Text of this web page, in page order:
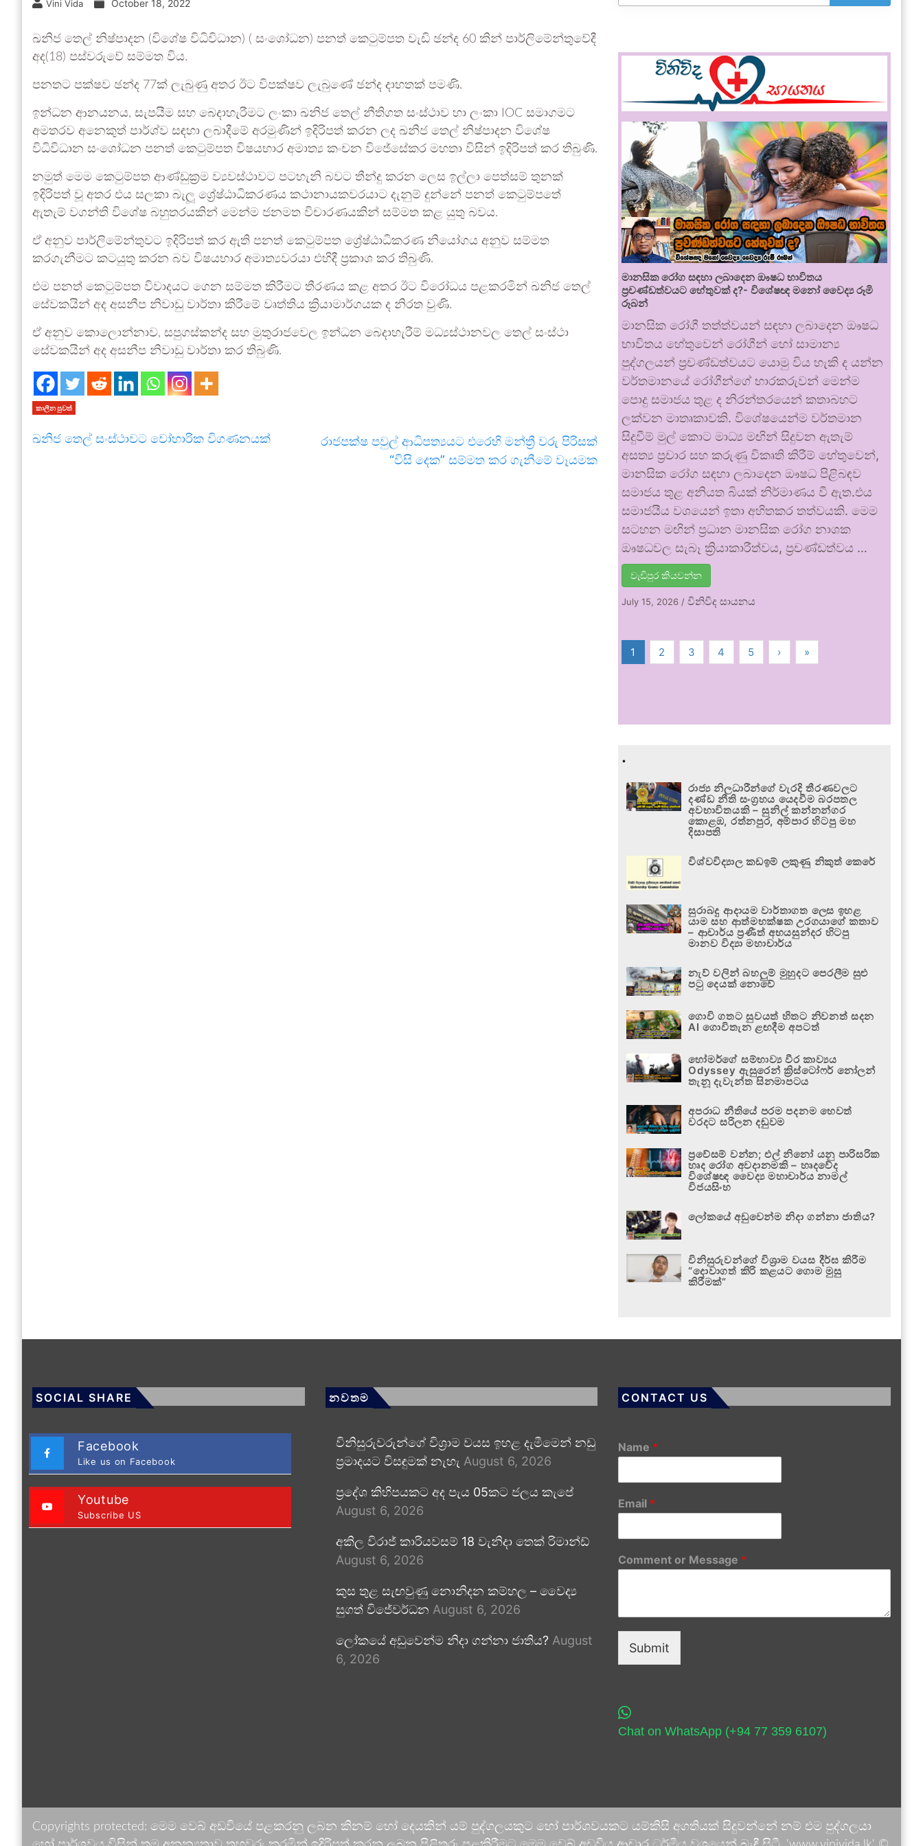
Vini Vida October 18, 2022
ඛනිජ තෙල් නිෂ්පාදන (විශේෂ විධිවිධාන) ( සංශෝධන) පනත් කෙටුම්පත වැඩි ඡන්ද 60 කින් පාර්ලිමේන්තුවේදී
අද(18) පස්වරුවේ සම්මත විය.
පනතට පක්ෂව ඡන්ද 77ක් ලැබුණු අතර ඊට විපක්ෂව ලැබුණේ ඡන්ද දාහතක් පමණි.
ඉන්ධන ආනයනය, සැපයීම සහ බෙදාහැරීමට ලංකා ඛනිජ තෙල් නීතිගත සංස්ථාව හා ලංකා IOC සමාගමට
අමතරව අනෙකුත් පාර්ශ්ව සඳහා ලබාදීමේ අරමුණින් ඉදිරිපත් කරන ලද ඛනිජ තෙල් නිෂ්පාදන විශේෂ
විධිවිධාන සංශෝධන පනත් කෙටුම්පත විෂයභාර අමාත්‍ය කංචන විජේසේකර මහතා විසින් ඉදිරිපත් කර තිබුණි.
නමුත් මෙම කෙටුම්පත ආණ්ඩුක්‍රම ව්‍යවස්ථාවට පටහැනි බවට තීන්දු කරන ලෙස ඉල්ලා පෙත්සම් තුනක්
ඉදිරිපත් වූ අතර එය සලකා බැලූ ශ්‍රේෂ්ඨාධිකරණය කථානායකවරයාට දැනුම් දුන්නේ පනත් කෙටුම්පතේ
ඇතැම් වගන්ති විශේෂ බහුතරයකින් මෙන්ම ජනමත විචාරණයකින් සම්මත කළ යුතු බවය.
ඒ අනුව පාර්ලිමේන්තුවට ඉදිරිපත් කර ඇති පනත් කෙටුම්පත ශ්‍රේෂ්ඨාධිකරණ නියෝගය අනුව සම්මත
කරගැනීමට කටයුතු කරන බව විෂයභාර අමාත්‍යවරයා එහිදී ප්‍රකාශ කර තිබුණි.
එම පනත් කෙටුම්පත විවාදයට ගෙන සම්මත කිරීමට තීරණය කළ අතර ඊට විරෝධය පළකරමින් ඛනිජ තෙල්
සේවකයින් අද අසනීප නිවාඩු වාර්තා කිරීමේ වෘත්තිය ක්‍රියාමාර්ගයක ද නිරත වුණි.
ඒ අනුව කොලොන්නාව, සපුගස්කන්ද සහ මුතුරාජවෙල ඉන්ධන බෙදාහැරීම් මධ්‍යස්ථානවල තෙල් සංස්ථා
සේවකයින් අද අසනීප නිවාඩු වාර්තා කර තිබුණි.
කාලීන පුවත්
ඛනිජ තෙල් සංස්ථාවට වෝහාරික විගණනයක්
රාජපක්ෂ පවුල් ආධිපත්‍යයට එරෙහි මන්ත්‍රී වරු පිරිසක්
“විසි දෙක” සම්මත කර ගැනීමේ වෑයමක
මානසික රෝග සඳහා ලබාදෙන ඖෂධ භාවිතය
ප්‍රචණ්ඩත්වයට හේතුවක් ද?- විශේෂඥ මනෝ වෛද්‍ය රූමි
රූබන්
මානසික රෝගී තත්ත්වයන් සඳහා ලබාදෙන ඖෂධ
භාවිතය හේතුවෙන් රෝගීන් හෝ සාමාන්‍ය
පුද්ගලයන් ප්‍රචණ්ඩත්වයට යොමු විය හැකි ද යන්න
වර්තමානයේ රෝගීන්ගේ භාරකරුවන් මෙන්ම
පොදු සමාජය තුළ ද නිරන්තරයෙන් කතාබහට
ලක්වන මාතෘකාවකි. විශේෂයෙන්ම වර්තමාන
සිදුවීම් මුල් කොට මාධ්‍ය මඟින් සිදුවන ඇතැම්
අසත්‍ය ප්‍රචාර සහ කරුණු විකෘති කිරීම් හේතුවෙන්,
මානසික රෝග සඳහා ලබාදෙන ඖෂධ පිළිබඳව
සමාජය තුළ අනියත බියක් නිර්මාණය වී ඇත.එය
සමාජයීය වශයෙන් ඉතා අහිතකර තත්වයකි. මෙම
සටහන මඟින් ප්‍රධාන මානසික රෝග නාශක
ඖෂධවල සැබෑ ක්‍රියාකාරීත්වය, ප්‍රචණ්ඩත්වය …
වැඩිපුර කියවන්න
July 15, 2026 /විනිවිද සායනය
1 2 3 4 5 › »
.
රාජ්‍ය නිලධාරීන්ගේ වැරදි තීරණවලට
දණ්ඩ නීති සංග්‍රහය යෙදවීම බරපතල
අවභාවිතයකි – සුනිල් කන්නන්ගර
කොළඹ, රත්නපුර, අම්පාර හිටපු මහ
දිසාපති
විශ්වවිද්‍යාල කඩඉම් ලකුණු නිකුත් කෙරේ
සුරාබදු ආදායම වාර්තාගත ලෙස ඉහළ
යාම සහ ආත්මභක්ෂක උරගයාගේ කතාව
– ආචාර්ය ප්‍රණීත් අභයසුන්දර හිටපු
මානව විද්‍යා මහාචාර්ය
නැව් වලින් බහලුම් මුහුදට පෙරලීම සුළු
පටු දෙයක් නොවේ
ගොවි ගතට සුවයත් හිතට නිවනත් සදන
AI ගොවිතැන ළඟදීම අපටත්
හෝමර්ගේ සම්භාව්‍ය වීර කාව්‍යය
Odyssey ඇසුරෙන් ක්‍රිස්ටෝෆර් නෝලන්
තැනූ දැවැන්ත සිනමාපටය
අපරාධ නීතියේ පරම පදනම හෙවත්
වරදට සරිලන දඬුවම
ප්‍රවේසම් වන්න; එල් නිනෝ යනු පාරිසරික
හෘද රෝග අවදානමකි – හෘදවේද
විශේෂඥ වෛද්‍ය මහාචාර්ය නාමල්
විජයසිංහ
ලෝකයේ අඩුවෙන්ම නිදා ගන්නා ජාතිය?
විනිසුරුවන්ගේ විශ්‍රාම වයස දීර්ඝ කිරීම
“දොවාගත් කිරි කළයට ගොම මුසු
කිරීමක්”
SOCIAL SHARE
Facebook
Like us on Facebook
Youtube
Subscribe US
නවතම
විනිසුරුවරුන්ගේ විශ්‍රාම වයස ඉහළ දැමීමෙන් නඩු
ප්‍රමාදයට විසඳුමක් නැහැ August 6, 2026
ප්‍රදේශ කිහිපයකට අද පැය 05කට ජලය කැපේ
August 6, 2026
අකිල විරාජ් කාරියවසම් 18 වැනිදා තෙක් රිමාන්ඩ්
August 6, 2026
කුස තුළ සැඟවුණු නොනිදන කම්හල – වෛද්‍ය
සුගත් විජේවර්ධන August 6, 2026
ලෝකයේ අඩුවෙන්ම නිදා ගන්නා ජාතිය? August
6, 2026
CONTACT US
Name *
Email *
Comment or Message *
Submit
Chat on WhatsApp (+94 77 359 6107)
Copyrights protected: මෙම වෙබ් අඩවියේ පළකරනු ලබන කිනම් හෝ දෙයකින් යම් පුද්ගලයකුට හෝ පාර්ශවයකට යම්කිසි අගතියක් සිදුවන්නේ නම් එම පුද්ගලයා